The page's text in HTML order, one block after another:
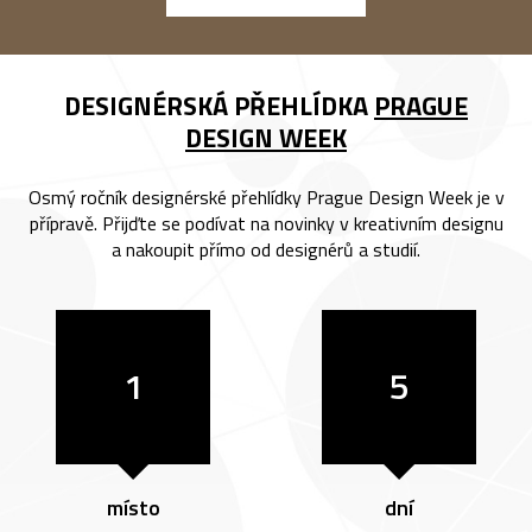
DESIGNÉRSKÁ PŘEHLÍDKA PRAGUE
DESIGN WEEK
Osmý ročník designérské přehlídky Prague Design Week je v
přípravě. Přijďte se podívat na novinky v kreativním designu
a nakoupit přímo od designérů a studií.
1
místo
5
dní